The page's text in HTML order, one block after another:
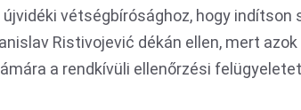
újvidéki vétségbírósághoz, hogy
Ristivojević dékán ellen, mert
a rendkívüli ellenőrzési